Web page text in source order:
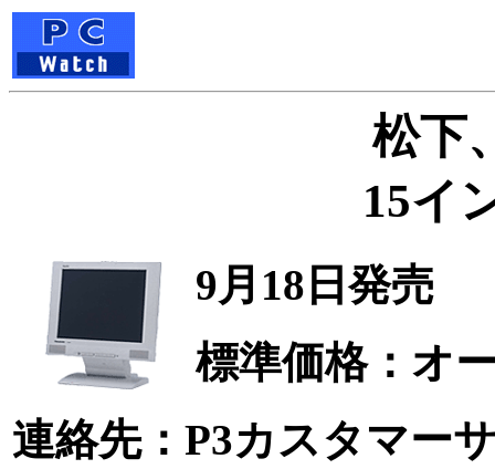
松下
15イ
9月18日発売
標準価格：オ
連絡先：P3カスタマー